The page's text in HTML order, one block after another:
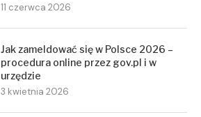
11 czerwca 2026
Jak zameldować się w Polsce 2026 –
procedura online przez gov.pl i w
urzędzie
3 kwietnia 2026